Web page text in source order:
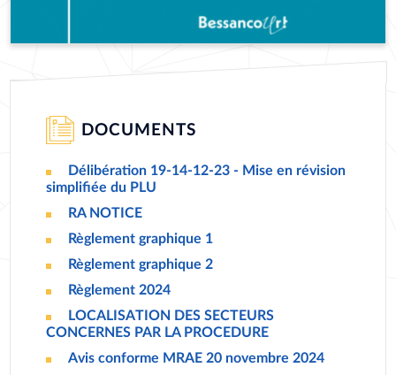
DOCUMENTS
DOCUMENT
Délibération 19-14-12-23 - Mise en révision
simplifiée du PLU
DOCUMENT
RA NOTICE
DOCUMENT
Règlement graphique 1
DOCUMENT
Règlement graphique 2
DOCUMENT
Règlement 2024
DOCUMENT
LOCALISATION DES SECTEURS
CONCERNES PAR LA PROCEDURE
DOCUMENT
Avis conforme MRAE 20 novembre 2024